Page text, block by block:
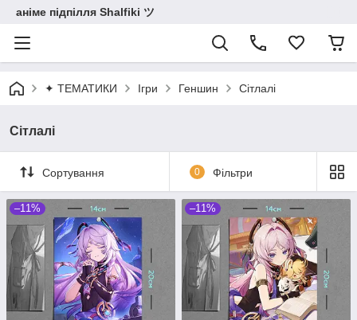
аніме підпілля Shalfiki ツ
✦ ТЕМАТИКИ Ігри Геншин Сітлалі
Сітлалі
Сортування 0 Фільтри
–11% –11%